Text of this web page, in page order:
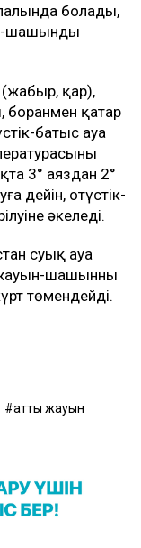
болады,
шашынды
қар),
боранмен қатар
батыс ауа
3° аяздан 2°
дейін, оңтүстік-
әкеледі.
суық ауа
шашынның
төмендейді.
қатты жауын